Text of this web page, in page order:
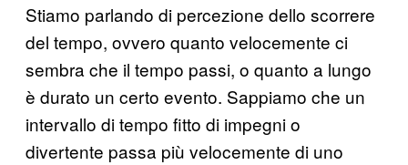
Stiamo parlando di percezione dello scorrere
del tempo, ovvero quanto velocemente ci
sembra che il tempo passi, o quanto a lungo
è durato un certo evento. Sappiamo che un
intervallo di tempo fitto di impegni o
divertente passa più velocemente di uno